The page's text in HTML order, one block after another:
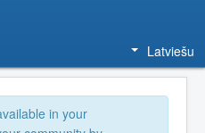
Latviešu
in your